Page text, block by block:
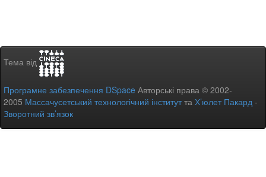
Тема від
Програмне забезпечення DSpace Авторські права © 2002-
2005 Массачусетський технологічний інститутта Х’юлет Пакард -
Зворотний зв’язок